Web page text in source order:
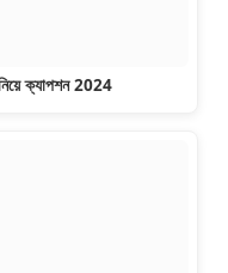
ক্যাপশন 2024